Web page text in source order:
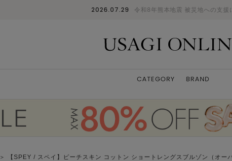
2026.07.29 令和8年熊本地震 被災地への支援
CATEGORY BRAND
＞ 【SPEY / スペイ】ピーチスキン コットン ショートレングスブルゾン（オー